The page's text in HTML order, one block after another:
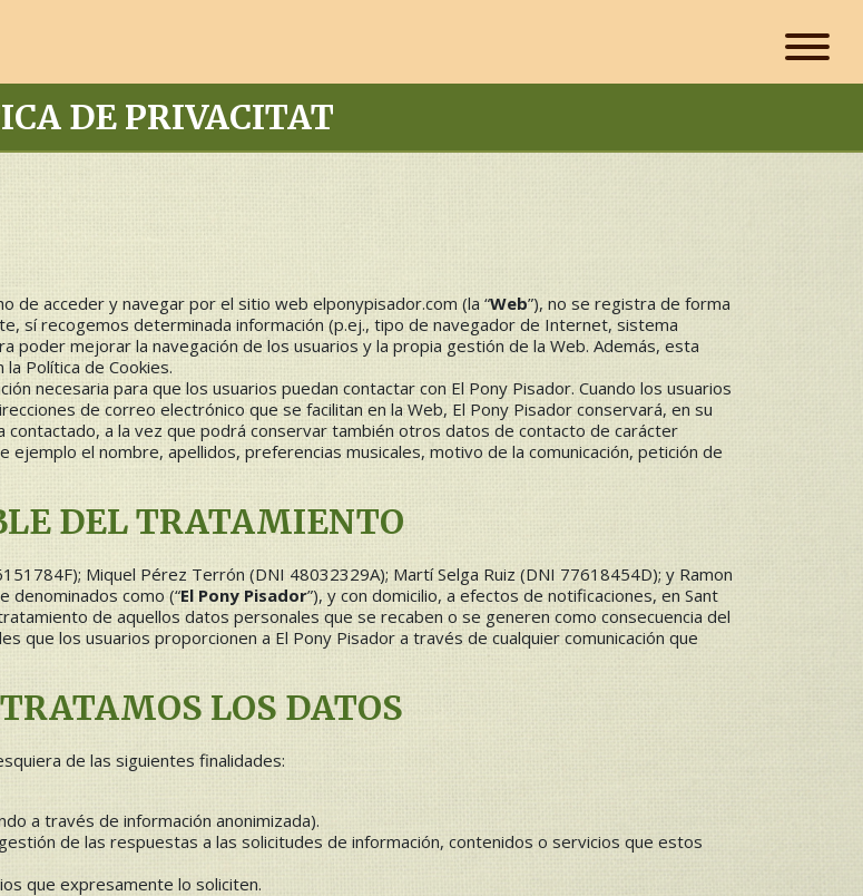
DE PRIVACITAT
de acceder y navegar por el sitio web elponypisador.com (la “Web”), no se registra de forma
sí recogemos determinada información (p.ej., tipo de navegador de Internet, sistema
poder mejorar la navegación de los usuarios y la propia gestión de la Web. Además, esta
la Política de Cookies.
necesaria para que los usuarios puedan contactar con El Pony Pisador. Cuando los usuarios
de correo electrónico que se facilitan en la Web, El Pony Pisador conservará, en su
a la vez que podrá conservar también otros datos de contacto de carácter
ejemplo el nombre, apellidos, preferencias musicales, motivo de la comunicación, petición de
DEL TRATAMIENTO
Miquel Pérez Terrón (DNI 48032329A); Martí Selga Ruiz (DNI 77618454D); y Ramon
denominados como (“El Pony Pisador”), y con domicilio, a efectos de notificaciones, en Sant
de aquellos datos personales que se recaben o se generen como consecuencia del
que los usuarios proporcionen a El Pony Pisador a través de cualquier comunicación que
LOS DATOS
de las siguientes finalidades:
a través de información anonimizada).
de las respuestas a las solicitudes de información, contenidos o servicios que estos
que expresamente lo soliciten.